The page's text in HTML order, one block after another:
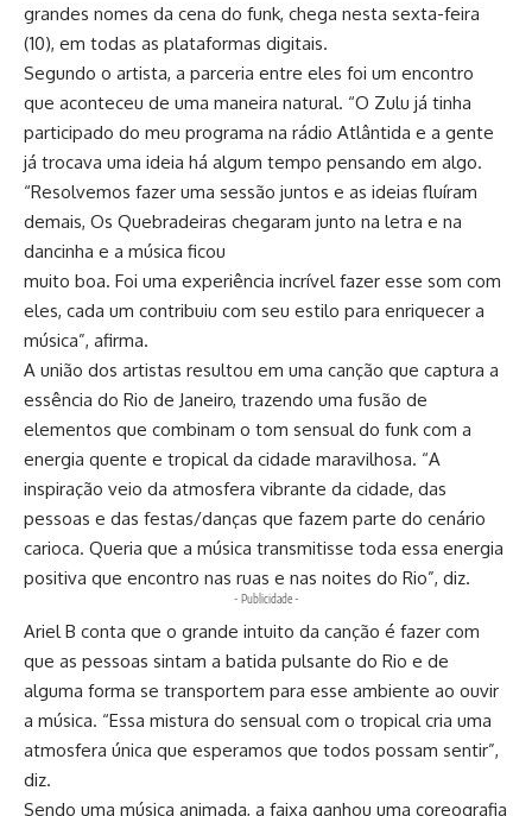
grandes nomes da cena do funk, chega nesta sexta-feira
(10), em todas as plataformas digitais.
Segundo o artista, a parceria entre eles foi um encontro
que aconteceu de uma maneira natural. “O Zulu já tinha
participado do meu programa na rádio Atlântida e a gente
já trocava uma ideia há algum tempo pensando em algo.
“Resolvemos fazer uma sessão juntos e as ideias fluíram
demais, Os Quebradeiras chegaram junto na letra e na
dancinha e a música ficou
muito boa. Foi uma experiência incrível fazer esse som com
eles, cada um contribuiu com seu estilo para enriquecer a
música”, afirma.
A união dos artistas resultou em uma canção que captura a
essência do Rio de Janeiro, trazendo uma fusão de
elementos que combinam o tom sensual do funk com a
energia quente e tropical da cidade maravilhosa. “A
inspiração veio da atmosfera vibrante da cidade, das
pessoas e das festas/danças que fazem parte do cenário
carioca. Queria que a música transmitisse toda essa energia
positiva que encontro nas ruas e nas noites do Rio”, diz.
- Publicidade -
Ariel B conta que o grande intuito da canção é fazer com
que as pessoas sintam a batida pulsante do Rio e de
alguma forma se transportem para esse ambiente ao ouvir
a música. “Essa mistura do sensual com o tropical cria uma
atmosfera única que esperamos que todos possam sentir”,
diz.
Sendo uma música animada, a faixa ganhou uma coreografia